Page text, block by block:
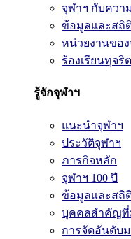
จุฬาฯ กับควา
ข้อมูลและสถิ
หน่วยงานขอ
ร้องเรียนทุจ
รู้จักจุฬาฯ
แนะนำจุฬาฯ
ประวัติจุฬาฯ
ภารกิจหลัก
จุฬาฯ 100 ปี
ข้อมูลและสถิ
บุคคลสำคัญที่
การจัดอันดับ